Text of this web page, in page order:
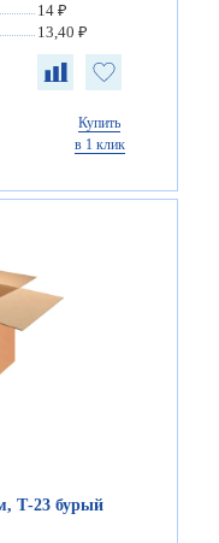
14 ₽
13,40 ₽
Купить
в 1 клик
Т-23 бурый